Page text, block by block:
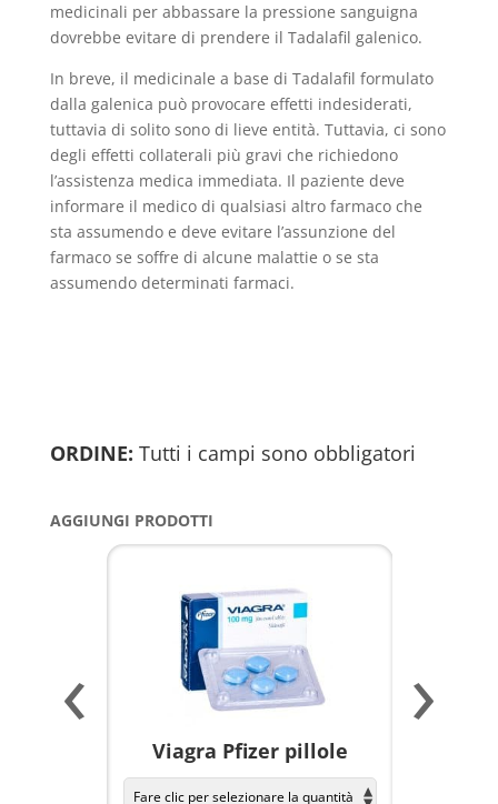
medicinali per abbassare la pressione sanguigna
dovrebbe evitare di prendere il Tadalafil galenico.
In breve, il medicinale a base di Tadalafil formulato
dalla galenica può provocare effetti indesiderati,
tuttavia di solito sono di lieve entità. Tuttavia, ci sono
degli effetti collaterali più gravi che richiedono
l’assistenza medica immediata. Il paziente deve
informare il medico di qualsiasi altro farmaco che
sta assumendo e deve evitare l’assunzione del
farmaco se soffre di alcune malattie o se sta
assumendo determinati farmaci.
ORDINE: Tutti i campi sono obbligatori
AGGIUNGI PRODOTTI
Viagra Pfizer pillole
‹ ›